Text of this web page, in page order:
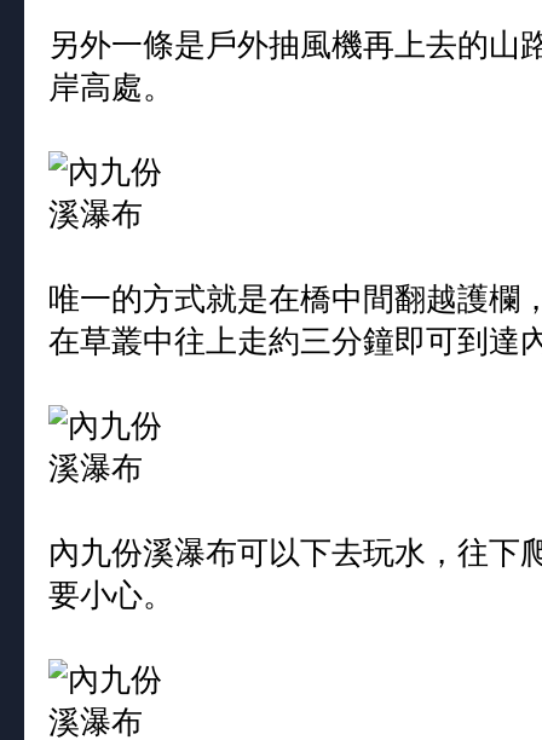
另外一條是戶外抽風機再上去的山
岸高處。
唯一的方式就是在橋中間翻越護欄
在草叢中往上走約三分鐘即可到達
內九份溪瀑布可以下去玩水，往下
要小心。